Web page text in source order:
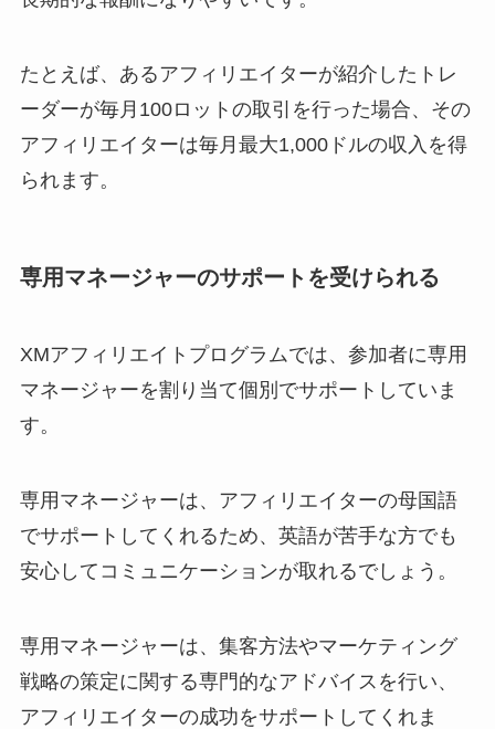
たとえば、あるアフィリエイターが紹介したトレ
ーダーが毎月100ロットの取引を行った場合、その
アフィリエイターは毎月最大1,000ドルの収入を得
られます。
専用マネージャーのサポートを受けられる
XMアフィリエイトプログラムでは、参加者に専用
マネージャーを割り当て個別でサポートしていま
す。
専用マネージャーは、アフィリエイターの母国語
でサポートしてくれるため、英語が苦手な方でも
安心してコミュニケーションが取れるでしょう。
専用マネージャーは、集客方法やマーケティング
戦略の策定に関する専門的なアドバイスを行い、
アフィリエイターの成功をサポートしてくれま